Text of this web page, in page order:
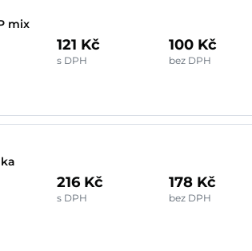
mix
121 Kč
s DPH
100 Kč
bez DPH
216 Kč
s DPH
178 Kč
bez DPH